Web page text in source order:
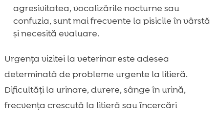
agresivitatea, vocalizările nocturne sau
confuzia, sunt mai frecvente la pisicile în vârstă
și necesită evaluare.
Urgența vizitei la veterinar este adesea
determinată de probleme urgente la litieră.
Dificultăți la urinare, durere, sânge în urină,
frecvența crescută la litieră sau încercări